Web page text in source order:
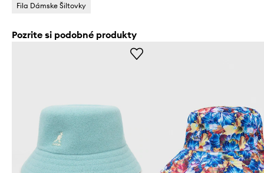
Fila Dámske Šiltovky
Pozrite si podobné produkty